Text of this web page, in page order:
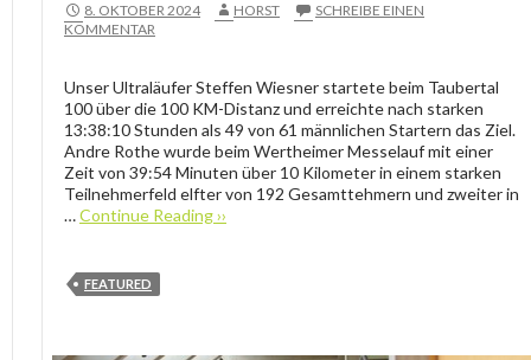
8. OKTOBER 2024 HORST
SCHREIBE EINEN
KOMMENTAR
Unser Ultraläufer Steffen Wiesner startete beim Taubertal
100 über die 100 KM-Distanz und erreichte nach starken
13:38:10 Stunden als 49 von 61 männlichen Startern das Ziel.
Andre Rothe wurde beim Wertheimer Messelauf mit einer
Zeit von 39:54 Minuten über 10 Kilometer in einem starken
Teilnehmerfeld elfter von 192 Gesamttehmern und zweiter in
…Continue Reading ››
FEATURED